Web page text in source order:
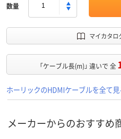
数量
マイカタロ
「ケーブル長(m)」 違いで 全
ホーリックのHDMIケーブルを全て見
メーカーからのおすすめ